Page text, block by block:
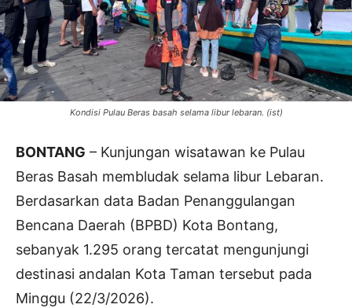
Kondisi Pulau Beras basah selama libur lebaran. (ist)
BONTANG – Kunjungan wisatawan ke Pulau
Beras Basah membludak selama libur Lebaran.
Berdasarkan data Badan Penanggulangan
Bencana Daerah (BPBD) Kota Bontang,
sebanyak 1.295 orang tercatat mengunjungi
destinasi andalan Kota Taman tersebut pada
Minggu (22/3/2026).